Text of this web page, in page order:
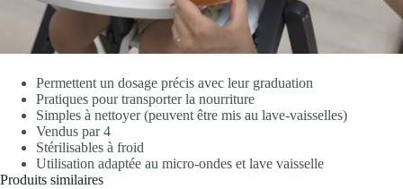
Permettent un dosage précis avec leur graduation
Pratiques pour transporter la nourriture
Simples à nettoyer (peuvent être mis au lave-vaisselles)
Vendus par 4
Stérilisables à froid
Utilisation adaptée au micro-ondes et lave vaisselle
Produits similaires